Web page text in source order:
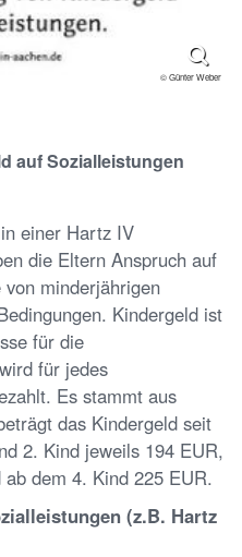
© Günter Weber
auf Sozialleistungen
einer Hartz IV
die Eltern Anspruch auf
minderjährigen
Kindergeld ist
für die
für jedes
Es stammt aus
das Kindergeld seit
2. Kind jeweils 194 EUR,
dem 4. Kind 225 EUR.
(z.B. Hartz